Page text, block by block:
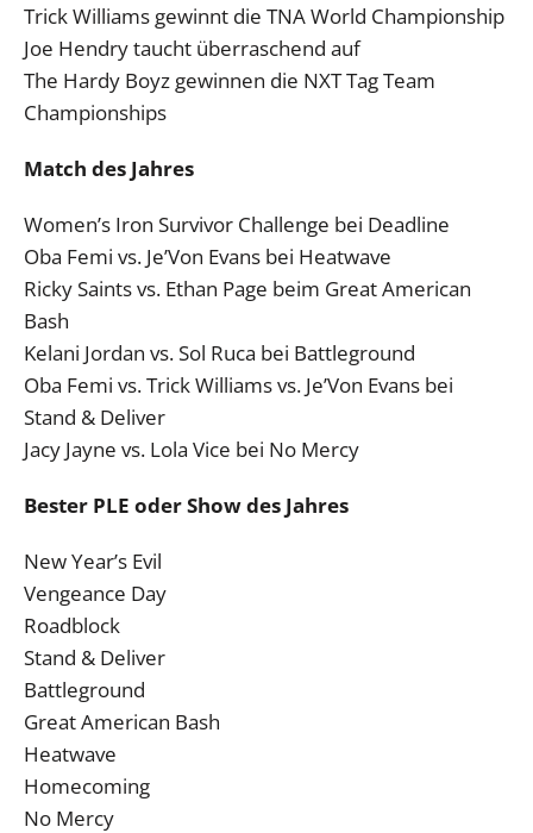
Trick Williams gewinnt die TNA World Championship
Joe Hendry taucht überraschend auf
The Hardy Boyz gewinnen die NXT Tag Team
Championships
Match des Jahres
Women’s Iron Survivor Challenge bei Deadline
Oba Femi vs. Je’Von Evans bei Heatwave
Ricky Saints vs. Ethan Page beim Great American
Bash
Kelani Jordan vs. Sol Ruca bei Battleground
Oba Femi vs. Trick Williams vs. Je’Von Evans bei
Stand & Deliver
Jacy Jayne vs. Lola Vice bei No Mercy
Bester PLE oder Show des Jahres
New Year’s Evil
Vengeance Day
Roadblock
Stand & Deliver
Battleground
Great American Bash
Heatwave
Homecoming
No Mercy